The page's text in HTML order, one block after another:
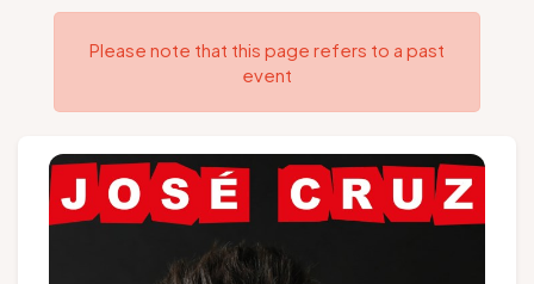
Presse
Groups and tour operators
Please note that this page refers to a past
event